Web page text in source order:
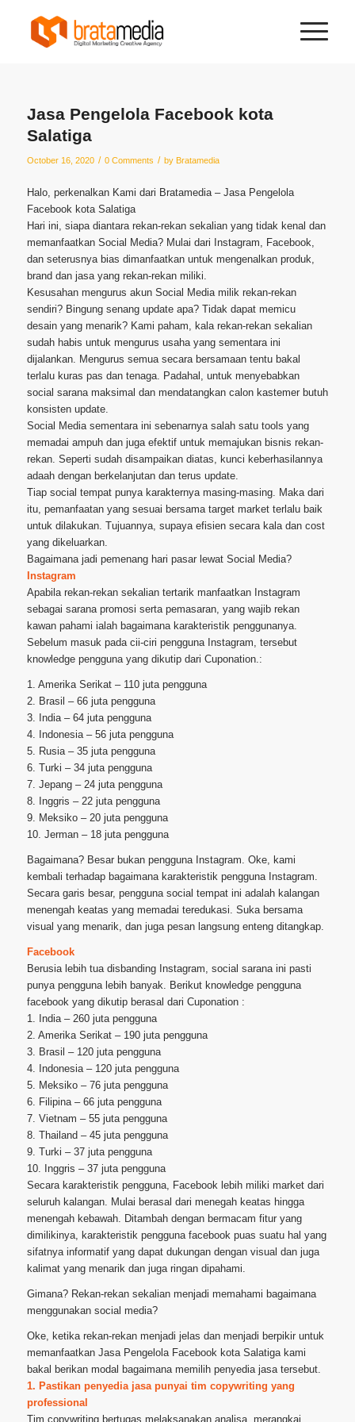
Jasa Pengelola Facebook kota
Salatiga
October 16, 2020 / 0 Comments / by Bratamedia
Halo, perkenalkan Kami dari Bratamedia – Jasa Pengelola
Facebook kota Salatiga
Hari ini, siapa diantara rekan-rekan sekalian yang tidak kenal dan
memanfaatkan Social Media? Mulai dari Instagram, Facebook,
dan seterusnya bias dimanfaatkan untuk mengenalkan produk,
brand dan jasa yang rekan-rekan miliki.
Kesusahan mengurus akun Social Media milik rekan-rekan
sendiri? Bingung senang update apa? Tidak dapat memicu
desain yang menarik? Kami paham, kala rekan-rekan sekalian
sudah habis untuk mengurus usaha yang sementara ini
dijalankan. Mengurus semua secara bersamaan tentu bakal
terlalu kuras pas dan tenaga. Padahal, untuk menyebabkan
social sarana maksimal dan mendatangkan calon kastemer butuh
konsisten update.
Social Media sementara ini sebenarnya salah satu tools yang
memadai ampuh dan juga efektif untuk memajukan bisnis rekan-
rekan. Seperti sudah disampaikan diatas, kunci keberhasilannya
adaah dengan berkelanjutan dan terus update.
Tiap social tempat punya karakternya masing-masing. Maka dari
itu, pemanfaatan yang sesuai bersama target market terlalu baik
untuk dilakukan. Tujuannya, supaya efisien secara kala dan cost
yang dikeluarkan.
Bagaimana jadi pemenang hari pasar lewat Social Media?
Instagram
Apabila rekan-rekan sekalian tertarik manfaatkan Instagram
sebagai sarana promosi serta pemasaran, yang wajib rekan
kawan pahami ialah bagaimana karakteristik penggunanya.
Sebelum masuk pada cii-ciri pengguna Instagram, tersebut
knowledge pengguna yang dikutip dari Cuponation.:
1. Amerika Serikat – 110 juta pengguna
2. Brasil – 66 juta pengguna
3. India – 64 juta pengguna
4. Indonesia – 56 juta pengguna
5. Rusia – 35 juta pengguna
6. Turki – 34 juta pengguna
7. Jepang – 24 juta pengguna
8. Inggris – 22 juta pengguna
9. Meksiko – 20 juta pengguna
10. Jerman – 18 juta pengguna
Bagaimana? Besar bukan pengguna Instagram. Oke, kami
kembali terhadap bagaimana karakteristik pengguna Instagram.
Secara garis besar, pengguna social tempat ini adalah kalangan
menengah keatas yang memadai teredukasi. Suka bersama
visual yang menarik, dan juga pesan langsung enteng ditangkap.
Facebook
Berusia lebih tua disbanding Instagram, social sarana ini pasti
punya pengguna lebih banyak. Berikut knowledge pengguna
facebook yang dikutip berasal dari Cuponation :
1. India – 260 juta pengguna
2. Amerika Serikat – 190 juta pengguna
3. Brasil – 120 juta pengguna
4. Indonesia – 120 juta pengguna
5. Meksiko – 76 juta pengguna
6. Filipina – 66 juta pengguna
7. Vietnam – 55 juta pengguna
8. Thailand – 45 juta pengguna
9. Turki – 37 juta pengguna
10. Inggris – 37 juta pengguna
Secara karakteristik pengguna, Facebook lebih miliki market dari
seluruh kalangan. Mulai berasal dari menegah keatas hingga
menengah kebawah. Ditambah dengan bermacam fitur yang
dimilikinya, karakteristik pengguna facebook puas suatu hal yang
sifatnya informatif yang dapat dukungan dengan visual dan juga
kalimat yang menarik dan juga ringan dipahami.
Gimana? Rekan-rekan sekalian menjadi memahami bagaimana
menggunakan social media?
Oke, ketika rekan-rekan menjadi jelas dan menjadi berpikir untuk
memanfaatkan Jasa Pengelola Facebook kota Salatiga kami
bakal berikan modal bagaimana memilih penyedia jasa tersebut.
1. Pastikan penyedia jasa punyai tim copywriting yang
professional
Tim copywriting bertugas melaksanakan analisa, merangkai